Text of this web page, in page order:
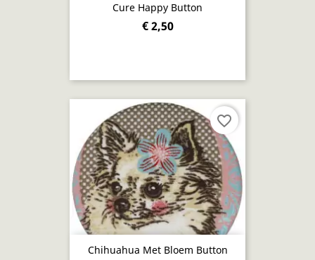
Cure Happy Button
€ 2,50
Chihuahua Met Bloem Button
favorite_border